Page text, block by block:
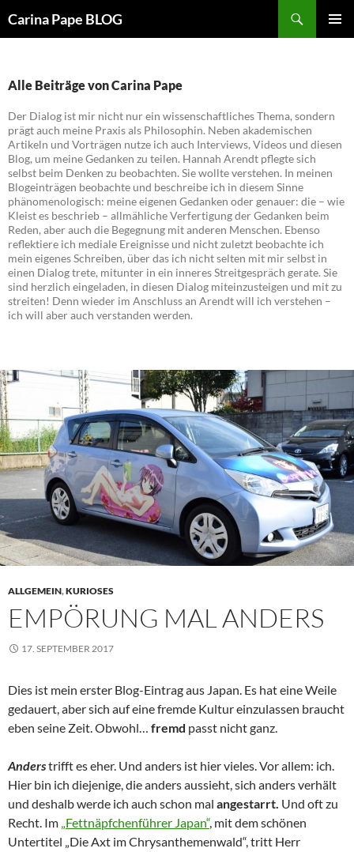
Carina Pape BLOG
Alle Beiträge von Carina Pape
Der Dialog ist mir nicht nur ein wissenschaftliches Thema, sondern
prägt auch meine Praxis als Philosophin. Neben akademischen
Artikeln und Vorträgen nutze ich auch Interviews, Videos und diesen
Blog, um meine Gedanken zu teilen. Hannah Arendt pflegte sich
selbst beim Denken zu beobachten. Sie wollte verstehen. In meinen
Blogeinträgen beobachte und beschreibe ich in diesem Sinne
phänomenologisch: meine eigenen Gedanken oder genauer: die – wie
Kleist es beschrieb – allmähliche Verfertigung der Gedanken beim
Reden, aber auch die Begegnung mit anderen Menschen. Ebenso
reflektiere ich mediale Ereignisse und nicht zuletzt beobachte ich
mein eigenes Schreiben, über das ich nicht selten mit mir selbst in
einen Dialog trete, mitunter in ein inneres Streitgespräch gerate. Sie
sind herzlich eingeladen, in diesen Dialog miteinzusteigen und mit zu
streiten! Denn wieder im Anschluss an Arendt will ich verstehen –
ich will aber auch verstanden werden.
ALLGEMEIN,KURIOSES
EMPÖRUNG MAL ANDERS
17. SEPTEMBER 2017
Dies ist mein erster Blog-Eintrag aus Japan. Es hat eine Weile
gedauert, aber sich auf eine fremde Kultur einzulassen braucht
eben seine Zeit. Obwohl… fremd passt nicht ganz.
Anderstrifft es eher. Und anders ist hier vieles. Vor allem: ich.
Hier bin ich diejenige, die anders aussieht, sich anders verhält
und deshalb werde ich auch schon mal angestarrt. Und oft zu
Recht. Im „Fettnäpfchenführer Japan“, mit dem schönen
Untertitel „Die Axt im Chrysanthemenwald“, tritt Herr